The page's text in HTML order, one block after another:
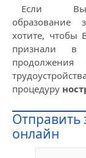
Если Вы
образование
хотите, чтобы
признали в
процедуру
Отправить
онлайн